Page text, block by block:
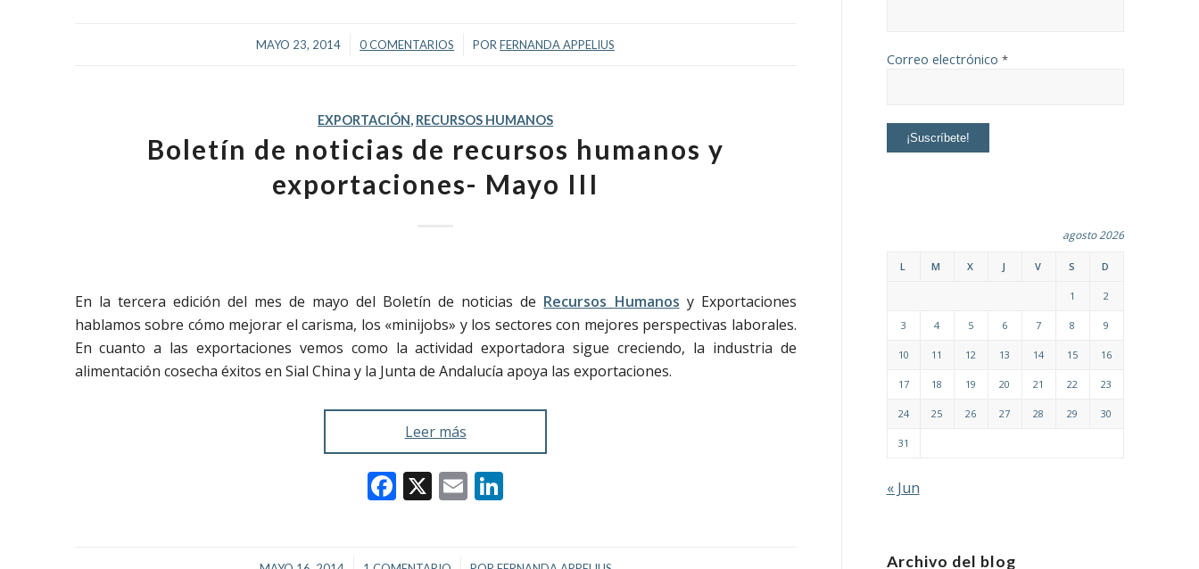
MAYO 23, 2014
/ 0 COMENTARIOS
/ PORFERNANDA APPELIUS
EXPORTACIÓN, RECURSOS HUMANOS
Boletín de noticias de recursos humanos y
exportaciones- Mayo III
En la tercera edición del mes de mayo del Boletín de noticias de Recursos Humanos y Exportaciones
hablamos sobre cómo mejorar el carisma, los «minijobs» y los sectores con mejores perspectivas laborales.
En cuanto a las exportaciones vemos como la actividad exportadora sigue creciendo, la industria de
alimentación cosecha éxitos en Sial China y la Junta de Andalucía apoya las exportaciones.
Leer más
Facebook
X Email
Correo electrónico *
agosto 2026
L M X J V S D
1 2
3 4 5 6 7 8 9
10 11 12 13 14 15 16
17 18 19 20 21 22 23
24 25 26 27 28 29 30
31
« Jun
Archivo del blog